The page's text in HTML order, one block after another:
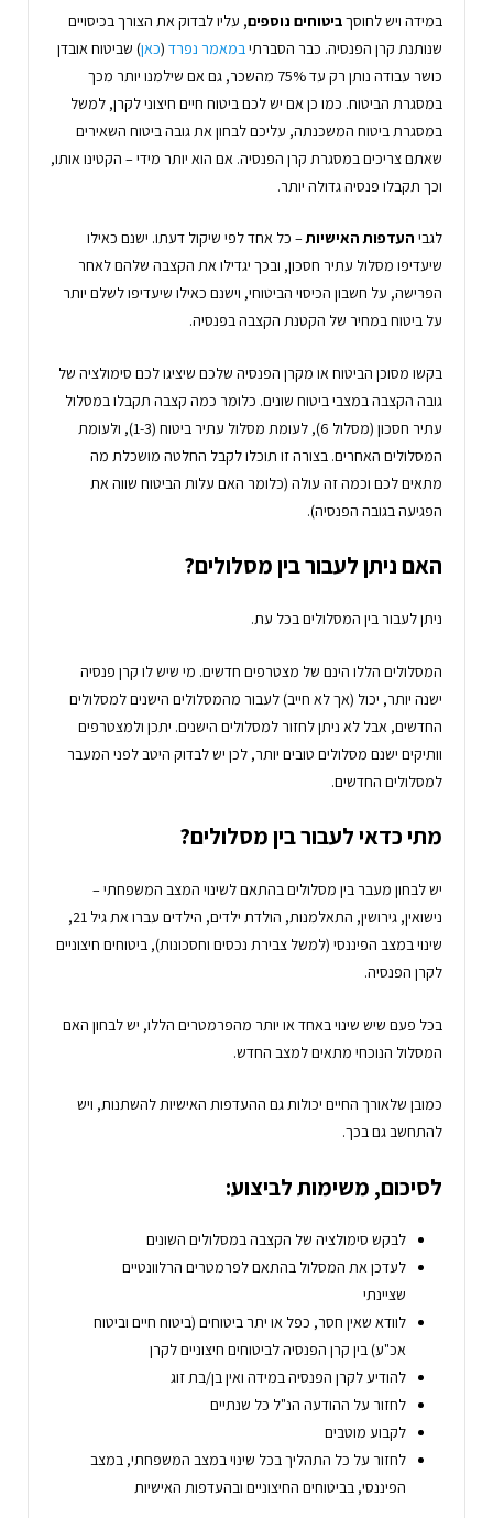
במידה ויש לחוסךביטוחים נוספים, עליו לבדוק את הצורך בכיסויים
שנותנת קרן הפנסיה. כבר הסברתיבמאמר נפרד (כאן) שביטוח אובדן
כושר עבודה נותן רק עד 75% מהשכר, גם אם שילמנו יותר מכך
במסגרת הביטוח. כמו כן אם יש לכם ביטוח חיים חיצוני לקרן, למשל
במסגרת ביטוח המשכנתה, עליכם לבחון את גובה ביטוח השאירים
שאתם צריכים במסגרת קרן הפנסיה. אם הוא יותר מידי – הקטינו אותו,
וכך תקבלו פנסיה גדולה יותר.
לגבי העדפות האישיות– כל אחד לפי שיקול דעתו. ישנם כאילו
שיעדיפו מסלול עתיר חסכון, ובכך יגדילו את הקצבה שלהם לאחר
הפרישה, על חשבון הכיסוי הביטוחי, וישנם כאילו שיעדיפו לשלם יותר
על ביטוח במחיר של הקטנת הקצבה בפנסיה.
בקשו מסוכן הביטוח או מקרן הפנסיה שלכם שיציגו לכם סימולציה של
גובה הקצבה במצבי ביטוח שונים. כלומר כמה קצבה תקבלו במסלול
עתיר חסכון (מסלול 6), לעומת מסלול עתיר ביטוח (1-3), ולעומת
המסלולים האחרים. בצורה זו תוכלו לקבל החלטה מושכלת מה
מתאים לכם וכמה זה עולה (כלומר האם עלות הביטוח שווה את
הפגיעה בגובה הפנסיה).
האם ניתן לעבור בין מסלולים?
ניתן לעבור בין המסלולים בכל עת.
המסלולים הללו הינם של מצטרפים חדשים. מי שיש לו קרן פנסיה
ישנה יותר, יכול (אך לא חייב) לעבור מהמסלולים הישנים למסלולים
החדשים, אבל לא ניתן לחזור למסלולים הישנים. יתכן ולמצטרפים
וותיקים ישנם מסלולים טובים יותר, לכן יש לבדוק היטב לפני המעבר
למסלולים החדשים.
מתי כדאי לעבור בין מסלולים?
יש לבחון מעבר בין מסלולים בהתאם לשינוי המצב המשפחתי –
נישואין, גירושין, התאלמנות, הולדת ילדים, הילדים עברו את גיל 21,
שינוי במצב הפיננסי (למשל צבירת נכסים וחסכונות), ביטוחים חיצוניים
לקרן הפנסיה.
בכל פעם שיש שינוי באחד או יותר מהפרמטרים הללו, יש לבחון האם
המסלול הנוכחי מתאים למצב החדש.
כמובן שלאורך החיים יכולות גם ההעדפות האישיות להשתנות, ויש
להתחשב גם בכך.
לסיכום, משימות לביצוע:
לבקש סימולציה של הקצבה במסלולים השונים
לעדכן את המסלול בהתאם לפרמטרים הרלוונטיים
שציינתי
לוודא שאין חסר, כפל או יתר ביטוחים (ביטוח חיים וביטוח
אכ"ע) בין קרן הפנסיה לביטוחים חיצוניים לקרן
להודיע לקרן הפנסיה במידה ואין בן/בת זוג
לחזור על ההודעה הנ"ל כל שנתיים
לקבוע מוטבים
לחזור על כל התהליך בכל שינוי במצב המשפחתי, במצב
הפיננסי, בביטוחים החיצוניים ובהעדפות האישיות